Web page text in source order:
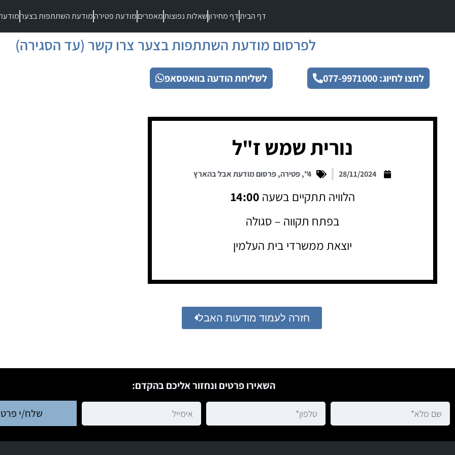
דף הביתדף מחירוןשאלות נפוצותמאמריםמודעת פטירהמודעת השתתפות בצער
לפרסום מודעת השתתפות בצער צרו קשר (עד הסגירה)
לחצו לחיוג: 077-9971000 לשליחת הודעה בוואטסאפ
נורית שמש ז"ל
28/11/2024
4"
,פטירה,פרסום מודעת אבל בהארץ
הלוויה תתקיים בשעה 14:00
בפתח תקווה – סגולה
יוצאת ממשרדי בית העלמין
חזרה לעמוד מודעות האבל
השאירו פרטים ונחזור אליכם בהקדם:
שלח/י